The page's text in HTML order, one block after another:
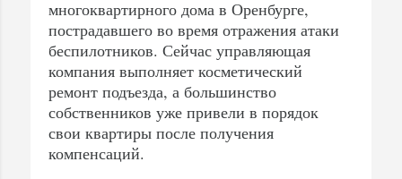
многоквартирного дома в Оренбурге,
пострадавшего во время отражения атаки
беспилотников. Сейчас управляющая
компания выполняет косметический
ремонт подъезда, а большинство
собственников уже привели в порядок
свои квартиры после получения
компенсаций.